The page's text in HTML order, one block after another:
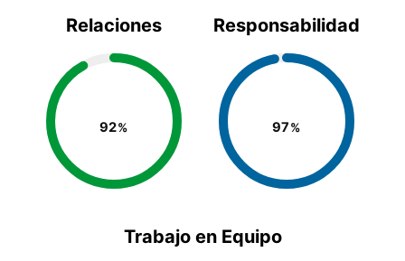
Relaciones
92
Responsabilidad
97
Trabajo en Equipo